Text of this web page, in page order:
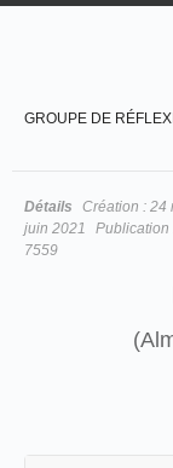
GROUPE DE
Détails Création : 24
juin 2021
Publication
7559